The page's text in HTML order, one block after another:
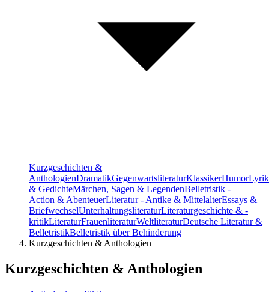
Kurzgeschichten &
AnthologienDramatikGegenwartsliteraturKlassikerHumorLyrik
& GedichteMärchen, Sagen & LegendenBelletristik -
Action & AbenteuerLiteratur - Antike & MittelalterEssays &
BriefwechselUnterhaltungsliteraturLiteraturgeschichte & -
kritikLiteraturFrauenliteraturWeltliteraturDeutsche Literatur &
BelletristikBelletristik über Behinderung
Kurzgeschichten & Anthologien
Kurzgeschichten & Anthologien